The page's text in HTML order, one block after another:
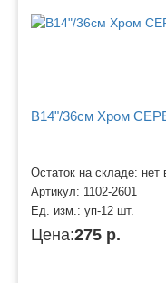
B14"/36см Хром
Остаток на складе: нет
Артикул: 1102-2601
Ед. изм.: уп-12 шт.
Цена:275 р.